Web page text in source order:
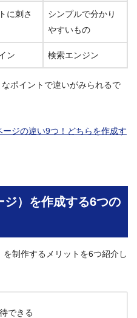
に刺さ
シンプルで分かり
やすいもの
ン 検索エンジン
ポイントで違いがみられるで
ジの違い9つ！どちらを作成す
）を作成する6つの
制作するメリットを6つ紹介し
できる